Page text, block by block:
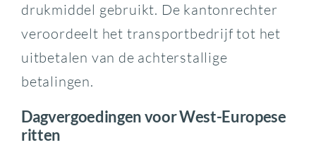
drukmiddel gebruikt. De kantonrechter
veroordeelt het transportbedrijf tot het
uitbetalen van de achterstallige
betalingen.
Dagvergoedingen voor West-Europese
ritten